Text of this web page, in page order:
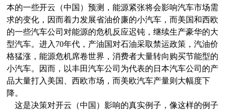
本的一些开云（中国）预测，能源紧张将会影响汽车市场需
求的变化，因而着力发展省油价廉的小汽车，而美国和西欧
的一些汽车公司对能源的危机反应迟钝，继续生产豪华的大
型汽车。进入70年代，产油国对石油采取禁运政策，汽油价
格猛涨，能源危机席卷世界，消费者大量转向购买节能型的
小汽车。因而，以丰田汽车公司为代表的日本汽车公司的产
品大量打入美国、西欧市场，而美欧汽车产量则大幅度下
降。
这是决策对开云（中国）影响的真实例子，像这样的例子